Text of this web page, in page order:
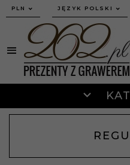
currency_h
PLN JĘZYK POLSKI